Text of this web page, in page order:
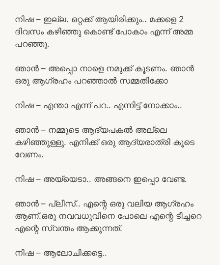
നിഷ – ഇല്ല. ഒറ്റക്ക് ആയിരിക്കും.. മക്കളെ 2
ദിവസം കഴിഞ്ഞു കൊണ്ട് പോകാം എന്ന് അമ്മ
പറഞ്ഞു.
ഞാൻ – അപ്പൊ നാളെ നമുക്ക് കൂടണം. ഞാൻ
ഒരു ആഗ്രഹം പറഞ്ഞാൽ സമ്മതിക്കോ
നിഷ – എന്താ എന്ന് പറ.. എന്നിട്ട് നോക്കാം..
ഞാൻ – നമ്മുടെ ആദ്യപകൽ അല്ലെ
കഴിഞ്ഞുള്ളു. എനിക്ക് ഒരു ആദ്യരാത്രി കൂടെ
വേണം.
നിഷ – അയ്യെടാ.. അങ്ങനെ ഇപ്പൊ വേണ്ട.
ഞാൻ – പ്ലീസ്.. എന്റെ ഒരു വലിയ ആഗ്രഹം
ആണ്.ഒരു നവവധുവിനെ പോലെ എന്റെ ടീച്ചറെ
എന്റെ സ്വന്തം ആക്കുന്നത്.
നിഷ – ആലോചിക്കട്ടെ..